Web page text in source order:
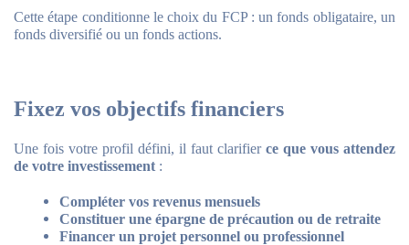
Cette étape conditionne le choix du FCP : un fonds obligataire, un
fonds diversifié ou un fonds actions.
Fixez vos objectifs financiers
Une fois votre profil défini, il faut clarifier ce que vous attendez
de votre investissement :
Compléter vos revenus mensuels
Constituer une épargne de précaution ou de retraite
Financer un projet personnel ou professionnel